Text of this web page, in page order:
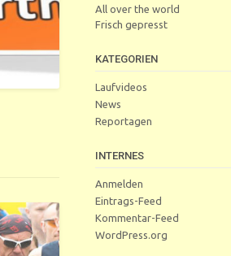
All over the world
Frisch gepresst
KATEGORIEN
Laufvideos
News
Reportagen
INTERNES
Anmelden
Eintrags-Feed
Kommentar-Feed
WordPress.org